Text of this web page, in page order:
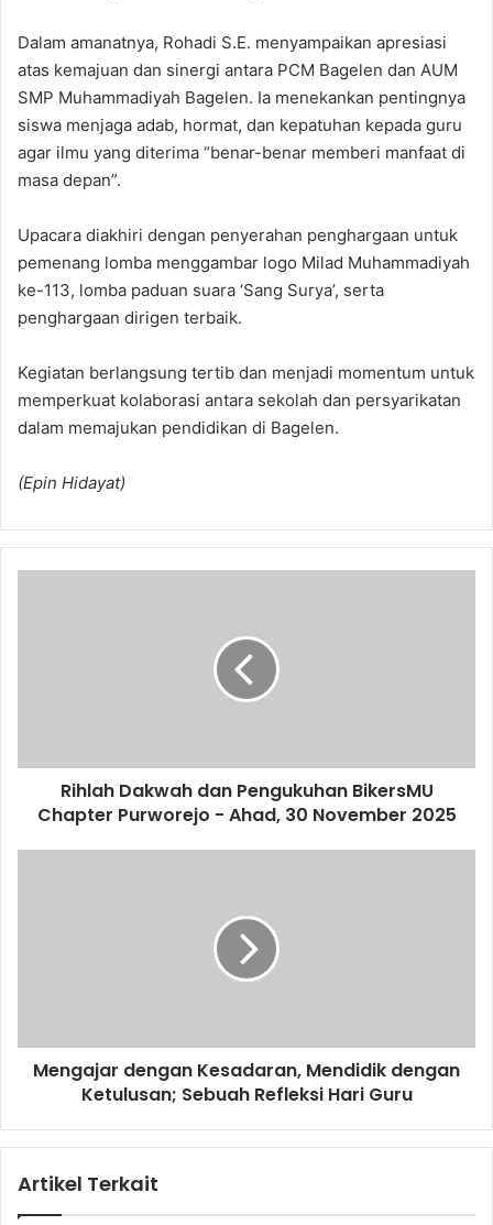
Dalam amanatnya, Rohadi S.E. menyampaikan apresiasi
atas kemajuan dan sinergi antara PCM Bagelen dan AUM
SMP Muhammadiyah Bagelen. Ia menekankan pentingnya
siswa menjaga adab, hormat, dan kepatuhan kepada guru
agar ilmu yang diterima “benar-benar memberi manfaat di
masa depan”.
Upacara diakhiri dengan penyerahan penghargaan untuk
pemenang lomba menggambar logo Milad Muhammadiyah
ke-113, lomba paduan suara ‘Sang Surya’, serta
penghargaan dirigen terbaik.
Kegiatan berlangsung tertib dan menjadi momentum untuk
memperkuat kolaborasi antara sekolah dan persyarikatan
dalam memajukan pendidikan di Bagelen.
(Epin Hidayat)
Ahad,
November
Rihlah Dakwah dan Pengukuhan BikersMU
Chapter Purworejo - Ahad, 30 November 2025
Hari
Guru
Mengajar dengan Kesadaran, Mendidik dengan
Ketulusan; Sebuah Refleksi Hari Guru
Artikel Terkait